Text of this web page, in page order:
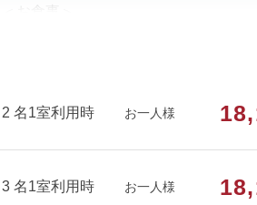
貸切利用等については、チェックイン
部屋種別
2 名1室利用時 お一人様
3 名1室利用時 お一人様